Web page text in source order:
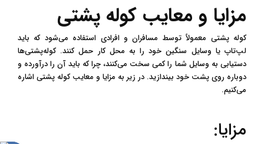
مزایا و معایب کوله پشتی
کوله پشتی معمولاً توسط مسافران و افرادی استفاده می‌شود که باید
لپ‌تاپ یا وسایل سنگین خود را به محل کار حمل کنند. کوله‌پشتی‌ها
دستیابی به وسایل شما را کمی سخت می‌کنند، چرا که باید آن را درآورده و
دوباره روی پشت خود بیندازید. در زیر به مزایا و معایب کوله پشتی اشاره
می‌کنیم.
مزایا: